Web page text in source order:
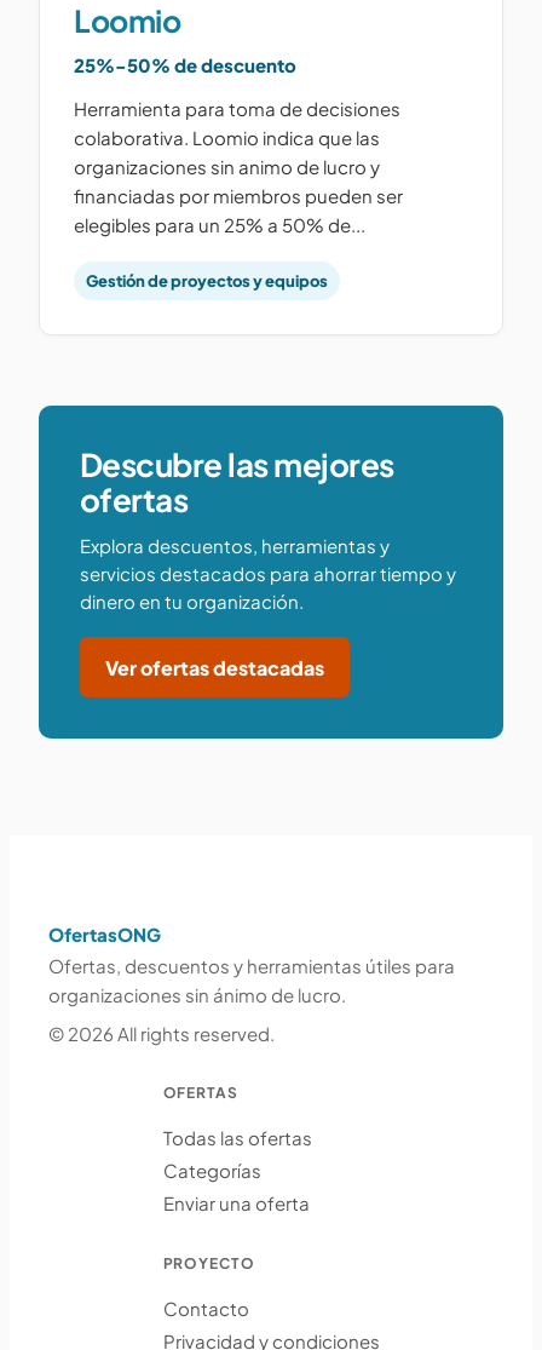
Loomio
25%-50% de descuento
Herramienta para toma de decisiones
colaborativa. Loomio indica que las
organizaciones sin animo de lucro y
financiadas por miembros pueden ser
elegibles para un 25% a 50% de...
Gestión de proyectos y equipos
Descubre las mejores
ofertas
Explora descuentos, herramientas y
servicios destacados para ahorrar tiempo y
dinero en tu organización.
Ver ofertas destacadas
OfertasONG
Ofertas, descuentos y herramientas útiles para
organizaciones sin ánimo de lucro.
© 2026 All rights reserved.
OFERTAS
Todas las ofertas
Categorías
Enviar una oferta
PROYECTO
Contacto
Privacidad y condiciones